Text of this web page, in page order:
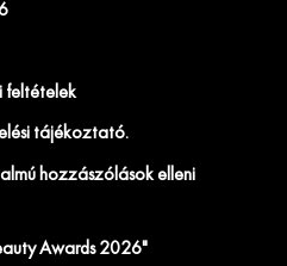
feltételek
tájékoztató.
hozzászólások elleni
Awards 2026"